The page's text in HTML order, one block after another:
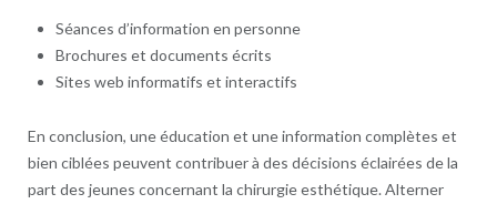
Séances d’information en personne
Brochures et documents écrits
Sites web informatifs et interactifs
En conclusion, une éducation et une information complètes et
bien ciblées peuvent contribuer à des décisions éclairées de la
part des jeunes concernant la chirurgie esthétique. Alterner